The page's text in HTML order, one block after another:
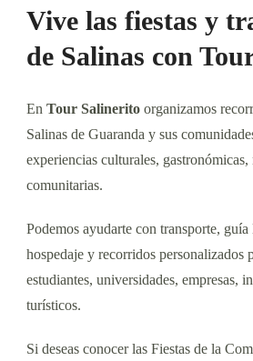
Vive las fiestas y
de Salinas con
En Tour Salinerito organizamos
Salinas de Guaranda y sus
experiencias culturales, gastronómicas,
comunitarias.
Podemos ayudarte con transporte,
hospedaje y recorridos personalizados
estudiantes, universidades, empresas,
turísticos.
Si deseas conocer las Fiestas de la